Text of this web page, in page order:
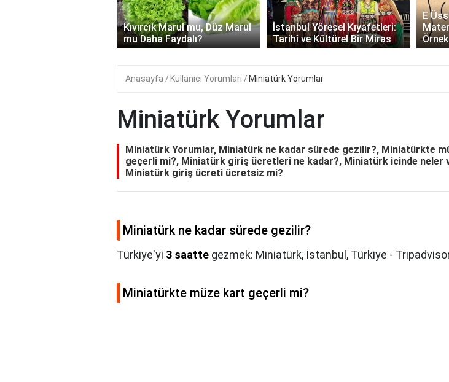
Kıvırcık Marul mu, Düz Marul
mu Daha Faydalı?
İstanbul Yöresel Kıyafetleri:
Tarihî ve Kültürel Bir Miras
E
‹
Anasayfa Kullanıcı Yorumları Miniatürk Yorumlar
Miniatürk Yorumlar
Miniatürk Yorumlar, Miniatürk ne kadar sürede gezilir?, Miniatürkte
geçerli mi?, Miniatürk giriş ücretleri ne kadar?, Miniatürk icinde neler
Miniatürk giriş ücreti ücretsiz mi?
Miniatürk ne kadar sürede gezilir?
Türkiye'yi 3 saatte gezmek: Miniatürk, İstanbul, Türkiye -
Miniatürkte müze kart geçerli mi?